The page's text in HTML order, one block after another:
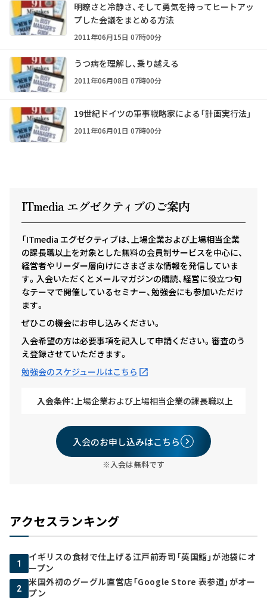
明瞭さと冷静さ、そして勇気を持ってヒートアッ
プした会議をまとめる方法
2011年06月15日 07時00分
うつ病を理解し、乗り越える
2011年06月08日 07時00分
19世紀ドイツの軍事戦略家による「計画実行法」
2011年06月01日 07時00分
ITmedia エグゼクティ ブのご案内
「ITmedia エグゼクティブは、上場企業および上場相当企業
の課長職以上を対象とした無料の会員制サービスを中心に、
経営者やリーダー層向けにさまざまな情報を発信していま
す。入会いただくとメールマガジンの購読、経営に役立つ旬
なテーマで開催しているセミナー、勉強会にも参加いただけ
ます。
ぜひこの機会にお申し込みください。
入会希望の方は必要事項を記入して申請ください。審査のう
え登録させていただきます。
勉強会のスケジュールはこちら
入会条件：上場企業および上場相当企業の課長職以上
入会のお申し込みはこちら
※入会は無料です
アクセスランキング
1
イギリスの食材で仕上げる江戸前寿司「英国鮨」が池袋にオ
ープン
2
米国外初のグーグル直営店「Google Store 表参道」がオー
プン